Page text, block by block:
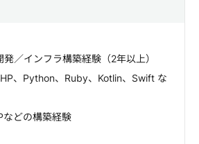
／インフラ構築経験（2年以上）
、Python、Ruby、Kotlin、Swift な
などの構築経験